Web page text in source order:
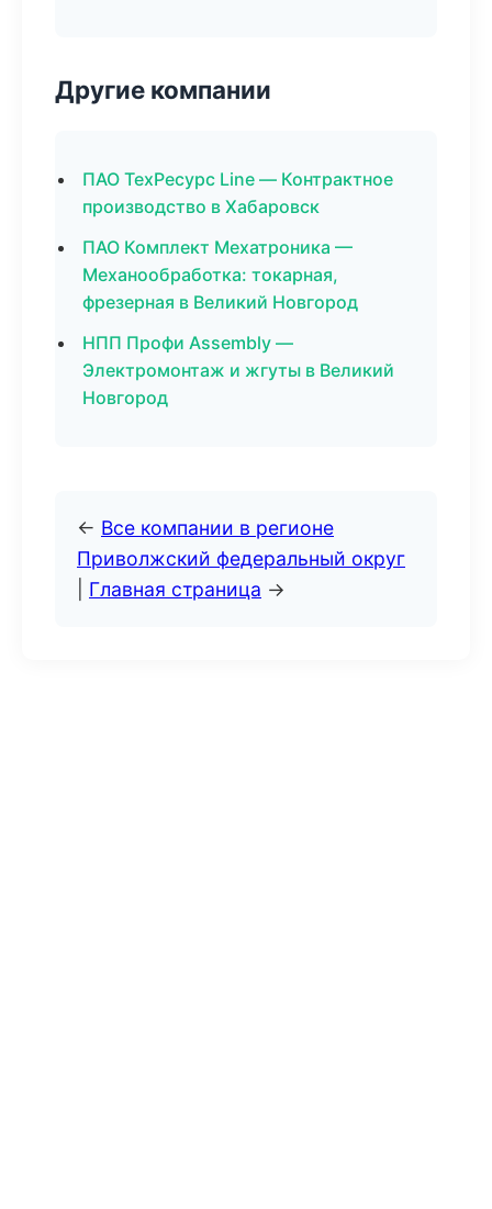
Другие компании
ПАО ТехРесурс Line — Контрактное
производство в Хабаровск
ПАО Комплект Мехатроника —
Механообработка: токарная,
фрезерная в Великий Новгород
НПП Профи Assembly —
Электромонтаж и жгуты в Великий
Новгород
← Все компании в регионе
Приволжский федеральный округ
Главная страница →